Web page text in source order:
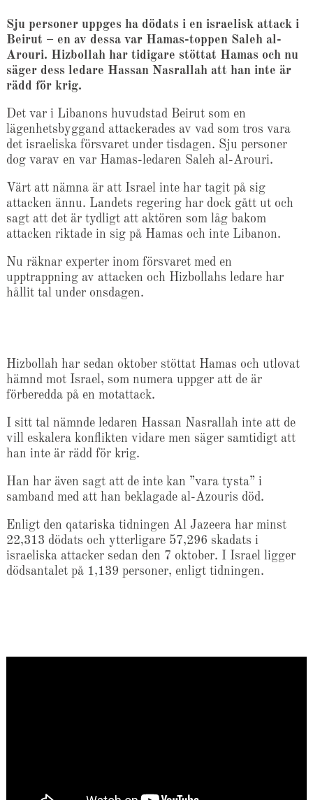
Sju personer uppges ha dödats i en israelisk attack i
Beirut – en av dessa var Hamas-toppen Saleh al-
Arouri. Hizbollah har tidigare stöttat Hamas och nu
säger dess ledare Hassan Nasrallah att han inte är
rädd för krig.
Det var i Libanons huvudstad Beirut som en
lägenhetsbyggand attackerades av vad som tros vara
det israeliska försvaret under tisdagen. Sju personer
dog varav en var Hamas-ledaren Saleh al-Arouri.
Värt att nämna är att Israel inte har tagit på sig
attacken ännu. Landets regering har dock gått ut och
sagt att det är tydligt att aktören som låg bakom
attacken riktade in sig på Hamas och inte Libanon.
Nu räknar experter inom försvaret med en
upptrappning av attacken och Hizbollahs ledare har
hållit tal under onsdagen.
Hizbollah har sedan oktober stöttat Hamas och utlovat
hämnd mot Israel, som numera uppger att de är
förberedda på en motattack.
I sitt tal nämnde ledaren Hassan Nasrallah inte att de
vill eskalera konflikten vidare men säger samtidigt att
han inte är rädd för krig.
Han har även sagt att de inte kan ”vara tysta” i
samband med att han beklagade al-Azouris död.
Enligt den qatariska tidningen Al Jazeera har minst
22,313 dödats och ytterligare 57,296 skadats i
israeliska attacker sedan den 7 oktober. I Israel ligger
dödsantalet på 1,139 personer, enligt tidningen.